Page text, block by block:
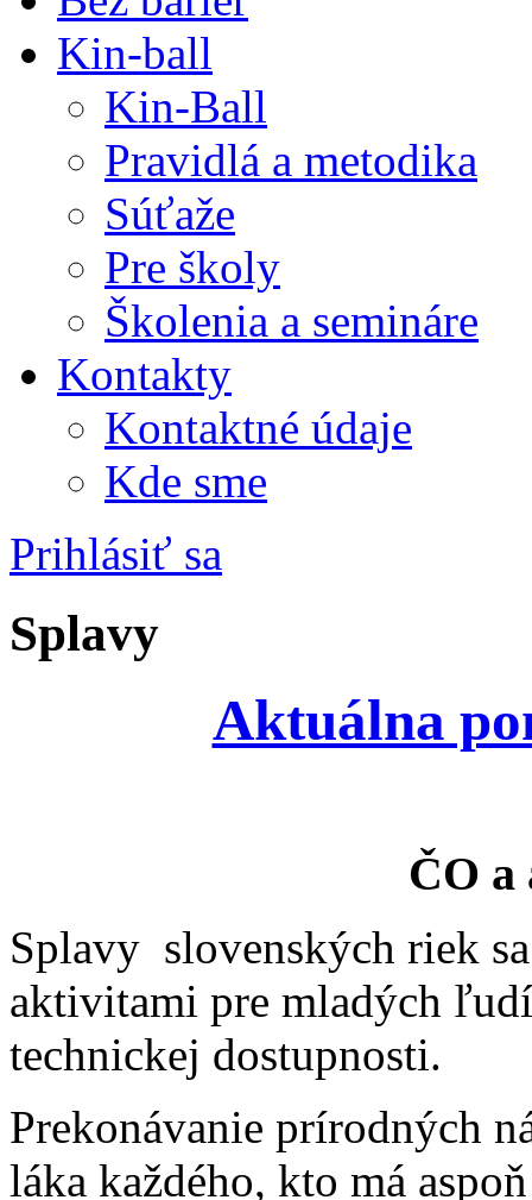
Kin-ball
Kin-Ball
Pravidlá a metodika
Súťaže
Pre školy
Školenia a semináre
Kontakty
Kontaktné údaje
Kde sme
Prihlásiť sa
Splavy
Aktuálna
ČO a
Splavy slovenských riek
aktivitami pre mladých
technickej dostupnosti.
Prekonávanie prírodných
láka každého, kto má